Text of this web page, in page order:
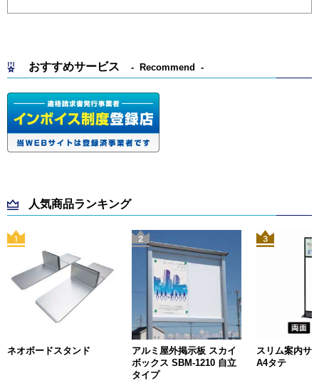
おすすめサービス Recommend
人気商品ランキング
ネオボードスタンド
アルミ屋外掲示板 スカイ
ボックス SBM-1210 自立
タイプ
スリム案内サ
A4タテ